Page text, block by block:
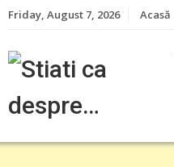
Friday, August 7, 2026 Acasă